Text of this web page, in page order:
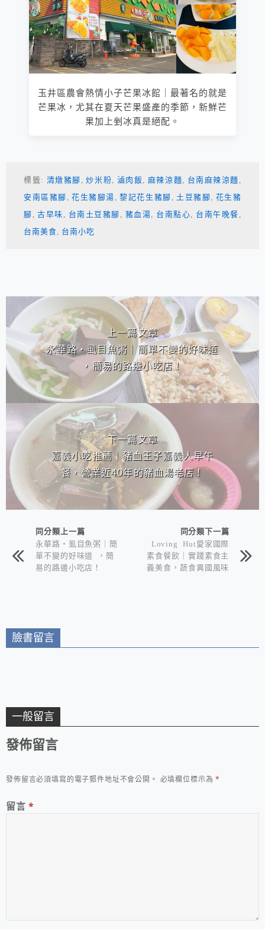
玉井區農會熱情小子芒果冰館｜最著名的就是
芒果冰，尤其在夏天芒果盛產的季節，新鮮芒
果加上剉冰真是絕配。
標籤: 清燉豬腳 ,炒米粉, 滷肉飯 , 麻辣涼麵, 台南麻辣涼麵 ,
安南區豬腳 ,花生豬腳湯 ,黎記花生豬腳 , 土豆豬腳 , 花生豬
腳 ,古早味 , 台南土豆豬腳 , 豬血湯, 台南點心, 台南午晚餐 ,
台南美食, 台南小吃
相連文章
上一篇文章
永華路‧虱目魚粥｜簡單不變的好味道
，簡易的路邊小吃店！
下一篇文章
嘉義小吃推薦｜豬血王子嘉義人早午
餐，營業近40年的豬血湯老店！
同分類上一篇
永華路‧虱目魚粥｜簡
單不變的好味道 ，簡
易的路邊小吃店！
同分類下一篇
Loving Hut愛家國際
素食餐飲｜實踐素食主
義美食，蔬食異國風味
臉書留言
一般留言
發佈留言
發佈留言必須填寫的電子郵件地址不會公開。 必填欄位標示為*
留言 *